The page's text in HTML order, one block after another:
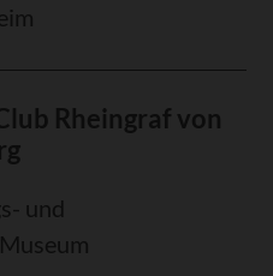
Rheingraf von
und